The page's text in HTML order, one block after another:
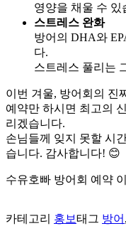
영양을 채울 수 있
스트레스 완화
방어의 DHA와
다.
스트레스 풀리는
이번 겨울, 방어회의 진
예약만 하시면 최고의
리겠습니다.
손님들께 잊지 못할 시
습니다. 감사합니다! 😊
수유호빠 방어회 예약
카테고리 홍보태그 방어 ,